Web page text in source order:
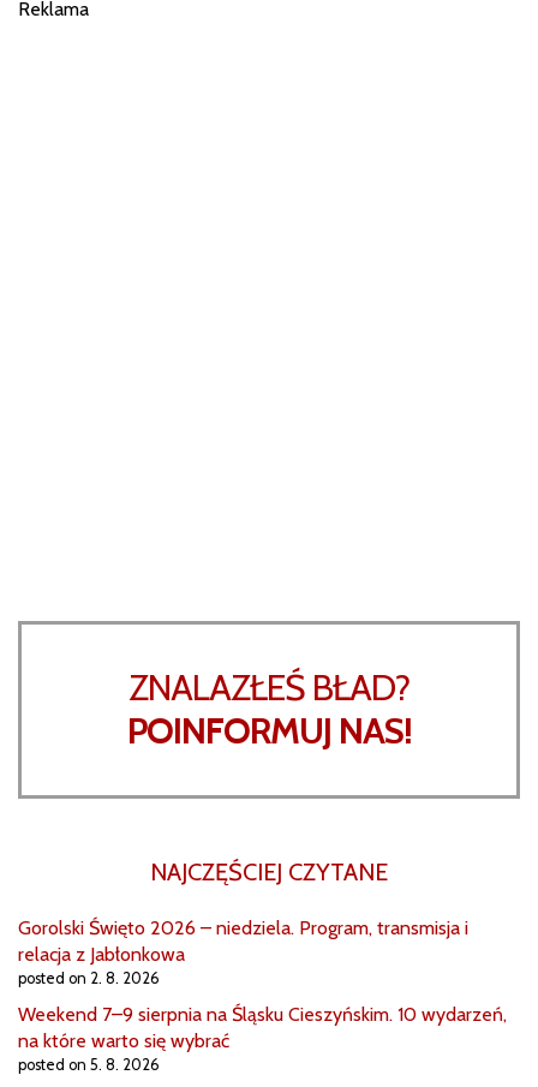
Reklama
ZNALAZŁEŚ BŁAD?
POINFORMUJ NAS!
NAJCZĘŚCIEJ CZYTANE
Gorolski Święto 2026 – niedziela. Program, transmisja i
relacja z Jabłonkowa
posted on 2. 8. 2026
Weekend 7–9 sierpnia na Śląsku Cieszyńskim. 10 wydarzeń,
na które warto się wybrać
posted on 5. 8. 2026